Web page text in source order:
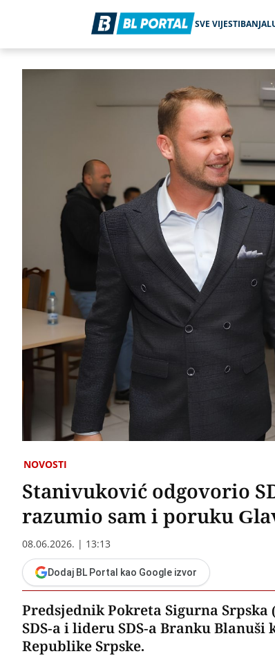
SVE VIJESTI
NOVOSTI
Stanivuković odgovorio
razumio sam i poruku
08.06.2026. | 13:13
Dodaj BL Portal kao Google izvor
Predsjednik Pokreta Sigurna Srpska
SDS-a i lideru SDS-a Branku
Republike Srpske.